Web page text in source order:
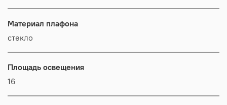
Материал плафона
стекло
Площадь освещения
16